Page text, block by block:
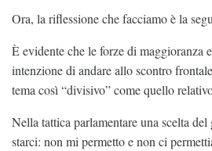
Ora, la riflessione che facciamo è la
È evidente che le forze di maggioranza
intenzione di andare allo scontro
tema così “divisivo” come quello
Nella tattica parlamentare una scelta del
starci: non mi permetto e non ci